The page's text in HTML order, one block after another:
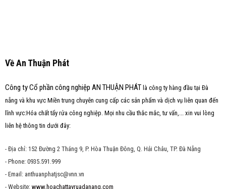
Về An Thuận Phát
Công ty Cổ phần công nghiệp AN THUẬN PHÁT là công ty hàng đầu tại Đà
nẵng và khu vực Miền trung chuyên cung cấp các sản phẩm và dịch vụ liên quan đến
lĩnh vực:Hóa chất tẩy rửa công nghiệp. Mọi nhu cầu thắc mắc, tư vấn,... xin vui lòng
liên hệ thông tin dưới đây:
- Địa chỉ: 152 Đường 2 Tháng 9, P. Hòa Thuận Đông, Q. Hải Châu, TP. Đà Nẵng
- Phone: 0935.591.999
- Email: anthuanphatjsc@vnn.vn
- Website: www.hoachattayruadanang.com